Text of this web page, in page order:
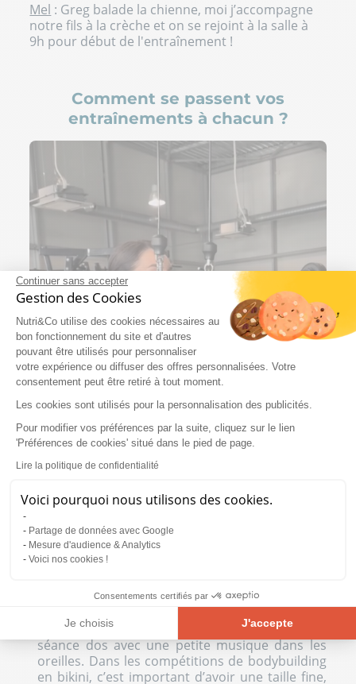
Continuer sans accepter
Gestion des Cookies
Nutri&Co utilise des cookies nécessaires au
bon fonctionnement du site et d'autres
pouvant être utilisés pour personnaliser
votre expérience ou diffuser des offres personnalisées. Votre
consentement peut être retiré à tout moment.
Les cookies sont utilisés pour la personnalisation des publicités.
Pour modifier vos préférences par la suite, cliquez sur le lien
'Préférences de cookies' situé dans le pied de page.
Lire la politique de confidentialité
Voici pourquoi nous utilisons des cookies.
Partage de données avec Google
Mesure d'audience & Analytics
Voici nos cookies !
Consentements certifiés par
Je choisis J'accepte
Axeptio consent
Plateforme de Gestion du Consentement : Personnalisez vos
Notre plateforme vous permet d'adapter et de gérer vos
Mel : Greg balade la chienne, moi j’accompagne
notre fils à la crèche et on se rejoint à la salle à
9h pour début de l'entraînement !
Comment se passent vos
entraînements à chacun ?
: En ce moment, je commence un petit
cardio journalier de 50 minutes, après c'est
séance dos avec une petite musique dans les
oreilles. Dans les compétitions de bodybuilding
en bikini, c’est important d’avoir une taille fine,